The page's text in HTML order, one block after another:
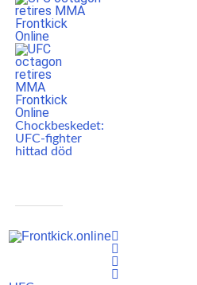
Chockbeskedet:
UFC-fighter
hittad död